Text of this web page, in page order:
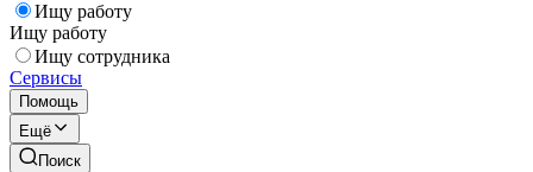
Ищу работу
Ищу работу
Ищу сотрудника
Сервисы
Помощь
Ещё
Поиск